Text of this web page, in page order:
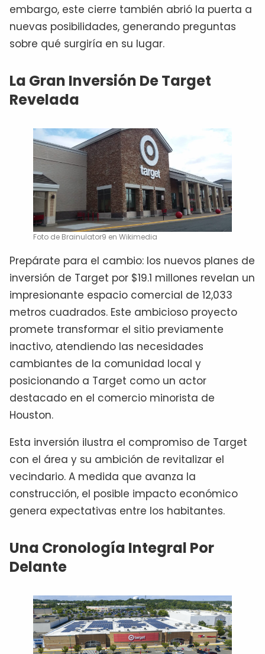
embargo, este cierre también abrió la puerta a
nuevas posibilidades, generando preguntas
sobre qué surgiría en su lugar.
La Gran Inversión De Target
Revelada
Foto de Brainulator9 en Wikimedia
Prepárate para el cambio: los nuevos planes de
inversión de Target por $19.1 millones revelan un
impresionante espacio comercial de 12,033
metros cuadrados. Este ambicioso proyecto
promete transformar el sitio previamente
inactivo, atendiendo las necesidades
cambiantes de la comunidad local y
posicionando a Target como un actor
destacado en el comercio minorista de
Houston.
Esta inversión ilustra el compromiso de Target
con el área y su ambición de revitalizar el
vecindario. A medida que avanza la
construcción, el posible impacto económico
genera expectativas entre los habitantes.
Una Cronología Integral Por
Delante